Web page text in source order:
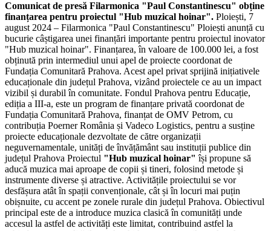
Comunicat de presă Filarmonica "Paul Constantinescu" obține
finanțarea pentru proiectul "Hub muzical hoinar". Ploiești, 7
august 2024 – Filarmonica "Paul Constantinescu" Ploiești anunță cu
bucurie câștigarea unei finanțări importante pentru proiectul inovator
"Hub muzical hoinar". Finanțarea, în valoare de 100.000 lei, a fost
obținută prin intermediul unui apel de proiecte coordonat de
Fundația Comunitară Prahova. Acest apel privat sprijină inițiativele
educaționale din județul Prahova, vizând proiectele ce au un impact
vizibil și durabil în comunitate. Fondul Prahova pentru Educație,
ediția a III-a, este un program de finanțare privată coordonat de
Fundația Comunitară Prahova, finanțat de OMV Petrom, cu
contribuția Poerner România și Vadeco Logistics, pentru a susține
proiecte educaționale dezvoltate de către organizații
neguvernamentale, unități de învățământ sau instituții publice din
județul Prahova Proiectul "Hub muzical hoinar" își propune să
aducă muzica mai aproape de copii și tineri, folosind metode și
instrumente diverse și atractive. Activitățile proiectului se vor
desfășura atât în spații convenționale, cât și în locuri mai puțin
obișnuite, cu accent pe zonele rurale din județul Prahova. Obiectivul
principal este de a introduce muzica clasică în comunități unde
accesul la astfel de activități este limitat, contribuind astfel la